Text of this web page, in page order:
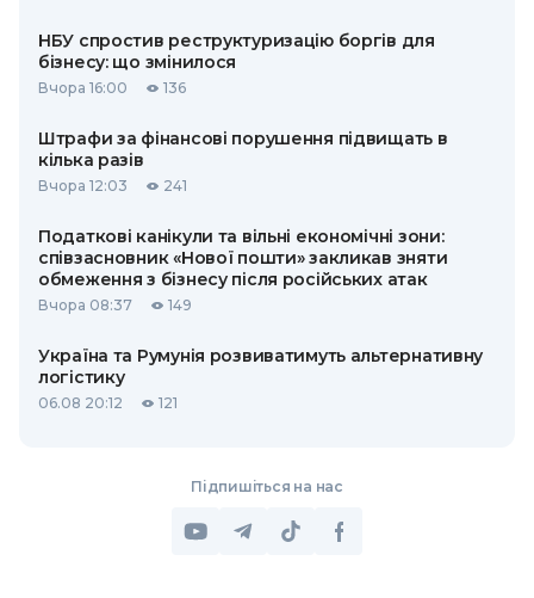
НБУ спростив реструктуризацію боргів для
бізнесу: що змінилося
Вчора 16:00 136
Штрафи за фінансові порушення підвищать в
кілька разів
Вчора 12:03 241
Податкові канікули та вільні економічні зони:
співзасновник «Нової пошти» закликав зняти
обмеження з бізнесу після російських атак
Вчора 08:37 149
Україна та Румунія розвиватимуть альтернативну
логістику
06.08 20:12 121
Підпишіться на нас